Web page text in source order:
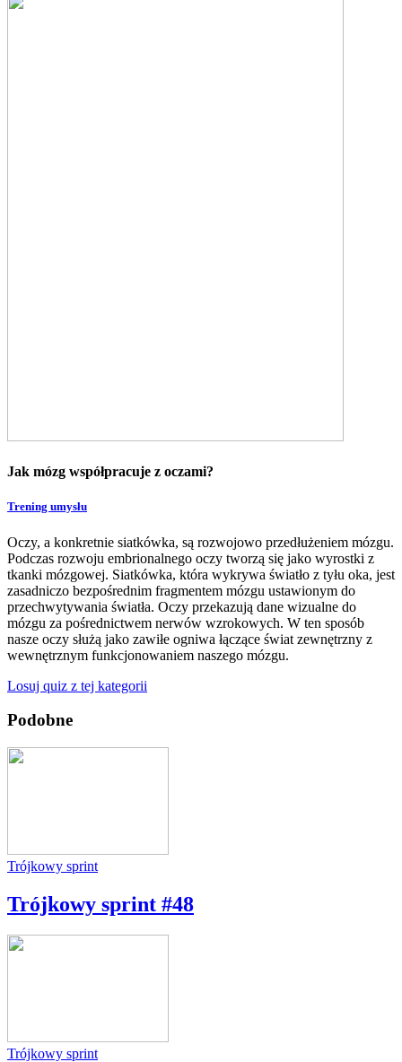
Jak mózg współpracuje z oczami?
Trening umysłu
Oczy, a konkretnie siatkówka, są rozwojowo przedłużeniem mózgu.
Podczas rozwoju embrionalnego oczy tworzą się jako wyrostki z
tkanki mózgowej. Siatkówka, która wykrywa światło z tyłu oka, jest
zasadniczo bezpośrednim fragmentem mózgu ustawionym do
przechwytywania światła. Oczy przekazują dane wizualne do
mózgu za pośrednictwem nerwów wzrokowych. W ten sposób
nasze oczy służą jako zawiłe ogniwa łączące świat zewnętrzny z
wewnętrznym funkcjonowaniem naszego mózgu.
Losuj quiz z tej kategorii
Podobne
Trójkowy sprint
Trójkowy sprint #48
Trójkowy sprint